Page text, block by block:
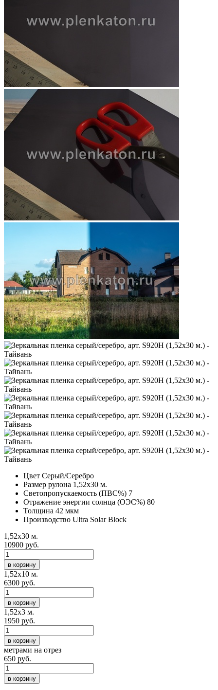
Цвет Серый/Серебро
Размер рулона 1,52х30 м.
Светопропускаемость (ПВС%) 7
Отражение энергии солнца (ОЭС%) 80
Толщина 42 мкм
Производство Ultra Solar Block
1,52х30 м.
10900 руб.
в корзину
1,52х10 м.
6300 руб.
в корзину
1,52х3 м.
1950 руб.
в корзину
метрами на отрез
650 руб.
в корзину